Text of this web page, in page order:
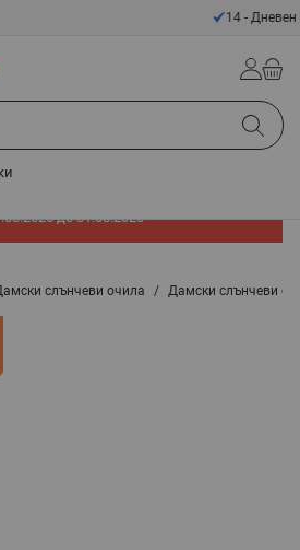
до 31.08.2026
слънчеви очила / Дамски слънчеви